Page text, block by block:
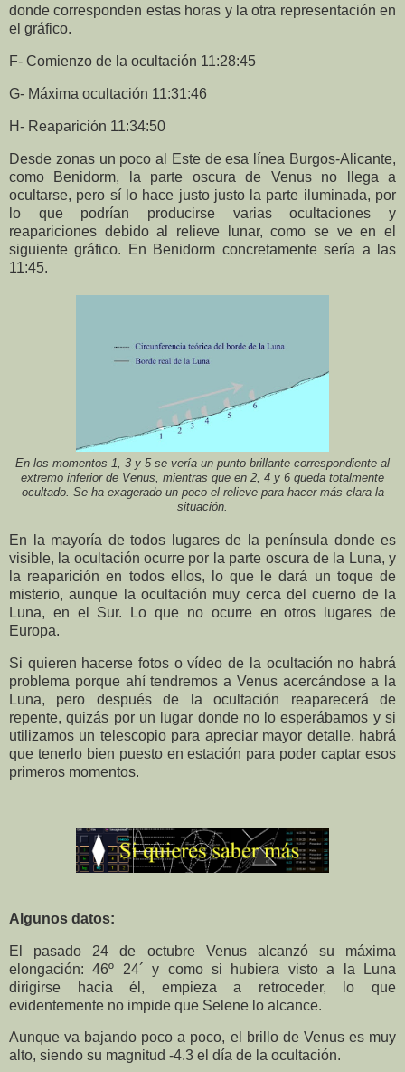
donde corresponden estas horas y la otra representación en
el gráfico.
F- Comienzo de la ocultación 11:28:45
G- Máxima ocultación 11:31:46
H- Reaparición 11:34:50
Desde zonas un poco al Este de esa línea Burgos-Alicante,
como Benidorm, la parte oscura de Venus no llega a
ocultarse, pero sí lo hace justo justo la parte iluminada, por
lo que podrían producirse varias ocultaciones y
reapariciones debido al relieve lunar, como se ve en el
siguiente gráfico. En Benidorm concretamente sería a las
11:45.
En los momentos 1, 3 y 5 se vería un punto brillante correspondiente al
extremo inferior de Venus, mientras que en 2, 4 y 6 queda totalmente
ocultado. Se ha exagerado un poco el relieve para hacer más clara la
situación.
En la mayoría de todos lugares de la península donde es
visible, la ocultación ocurre por la parte oscura de la Luna, y
la reaparición en todos ellos, lo que le dará un toque de
misterio, aunque la ocultación muy cerca del cuerno de la
Luna, en el Sur. Lo que no ocurre en otros lugares de
Europa.
Si quieren hacerse fotos o vídeo de la ocultación no habrá
problema porque ahí tendremos a Venus acercándose a la
Luna, pero después de la ocultación reaparecerá de
repente, quizás por un lugar donde no lo esperábamos y si
utilizamos un telescopio para apreciar mayor detalle, habrá
que tenerlo bien puesto en estación para poder captar esos
primeros momentos.
Algunos datos:
El pasado 24 de octubre Venus alcanzó su máxima
elongación: 46º 24´ y como si hubiera visto a la Luna
dirigirse hacia él, empieza a retroceder, lo que
evidentemente no impide que Selene lo alcance.
Aunque va bajando poco a poco, el brillo de Venus es muy
alto, siendo su magnitud -4.3 el día de la ocultación.